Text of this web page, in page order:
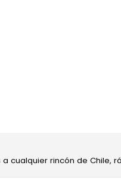
cualquier rincón de Chile,